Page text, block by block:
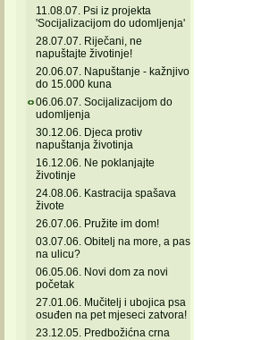
11.08.07. Psi iz projekta
'Socijalizacijom do udomljenja'
28.07.07. Riječani, ne
napuštajte životinje!
20.06.07. Napuštanje - kažnjivo
do 15.000 kuna
06.06.07. Socijalizacijom do
udomljenja
30.12.06. Djeca protiv
napuštanja životinja
16.12.06. Ne poklanjajte
životinje
24.08.06. Kastracija spašava
živote
26.07.06. Pružite im dom!
03.07.06. Obitelj na more, a pas
na ulicu?
06.05.06. Novi dom za novi
početak
27.01.06. Mučitelj i ubojica psa
osuđen na pet mjeseci zatvora!
23.12.05. Predbožićna crna